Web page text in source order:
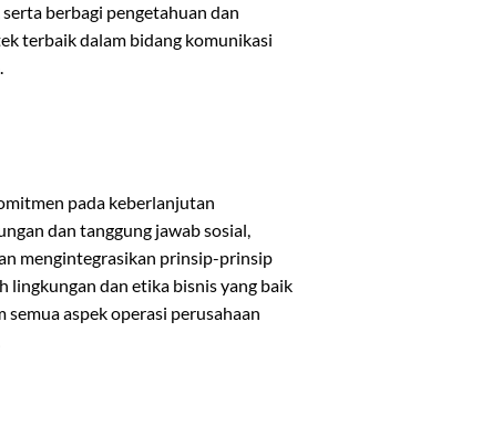
serta berbagi pengetahuan dan
terbaik dalam bidang komunikasi
pada keberlanjutan
dan tanggung jawab sosial,
mengintegrasikan prinsip-prinsip
lingkungan dan etika bisnis yang baik
semua aspek operasi perusahaan